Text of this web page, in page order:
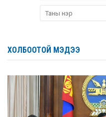
ХОЛБООТОЙ МЭДЭЭ